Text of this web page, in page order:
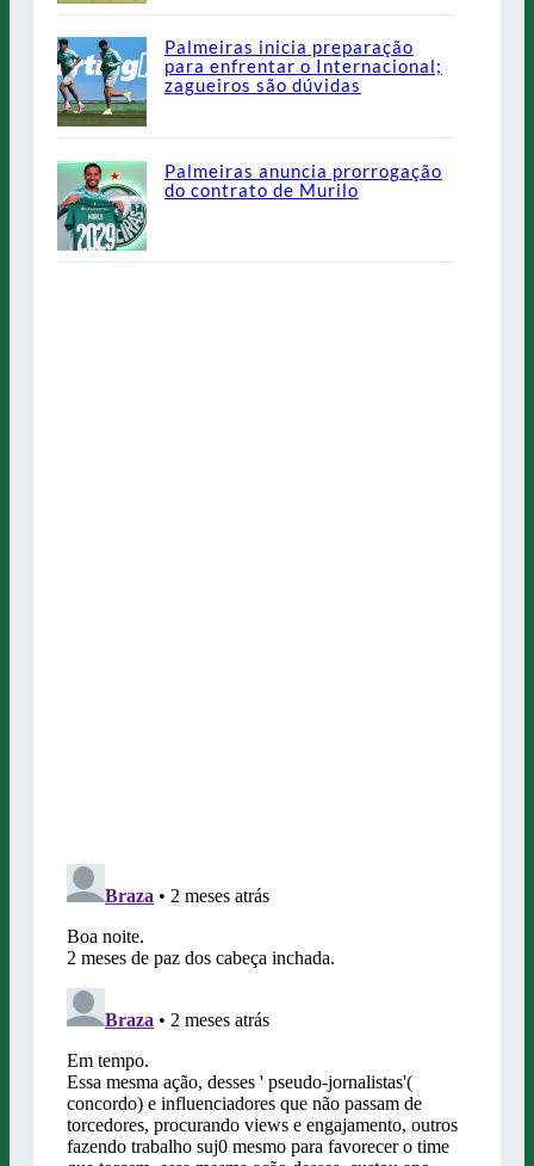
Palmeiras inicia preparação
para enfrentar o Internacional;
zagueiros são dúvidas
Palmeiras anuncia prorrogação
do contrato de Murilo